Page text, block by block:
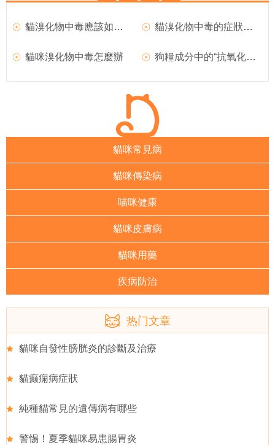
貓溴化物中毒應該如何治療 貓溴化物中毒的症狀和治療
貓咪溴化物中毒怎麼辦 狗糧成分中的“抗氧化物”是什麼？
貓咪常見病
貓咪傳染病
喵咪健康
貓咪皮膚病
貓咪用藥
疾病防治
热门文章
貓咪自發性膀胱炎的診斷及治療
貓癫痫病症狀
純種貓常見的遺傳病有哪些
警惕！夏季貓咪易患腸胃炎